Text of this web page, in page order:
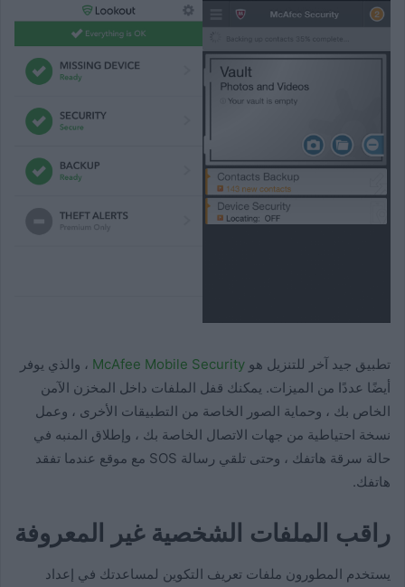
تطبيق جيد آخر للتنزيل هو McAfee Mobile Security ، والذي يوفر
أيضًا عددًا من الميزات. يمكنك قفل الملفات داخل المخزن الآمن
الخاص بك ، وحماية الصور الخاصة من التطبيقات الأخرى ، وعمل
نسخة احتياطية من جهات الاتصال الخاصة بك ، وإطلاق المنبه في
حالة سرقة هاتفك ، وحتى تلقي رسالة SOS مع موقع عندما تفقد
هاتفك.
راقب الملفات الشخصية غير المعروفة
يستخدم المطورون ملفات تعريف التكوين لمساعدتك في إعداد